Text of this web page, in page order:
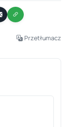
Przetłumacz